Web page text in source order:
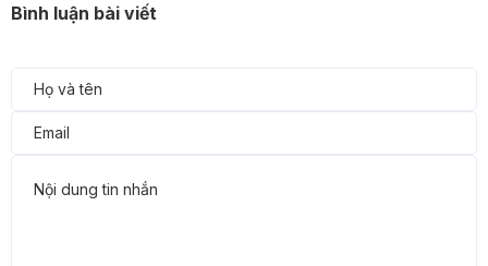
Bình luận bài viết